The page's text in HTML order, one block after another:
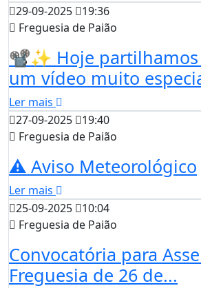
29-09-2025
19:36
Freguesia de Paião
📽️✨ Hoje partilhamos
um vídeo muito
Ler mais
27-09-2025
19:40
Freguesia de Paião
⚠️ Aviso Meteorológico
Ler mais
25-09-2025
10:04
Freguesia de Paião
Convocatória para
Freguesia de 26 de...